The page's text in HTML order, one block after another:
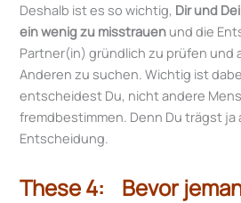
Deshalb ist es so wichtig, Dir und
ein wenig zu misstrauen und die
Partner(in) gründlich zu prüfen und
Anderen zu suchen. Wichtig ist
entscheidest Du, nicht andere
fremdbestimmen. Denn Du trägst ja
Entscheidung.
These 4: Bevor